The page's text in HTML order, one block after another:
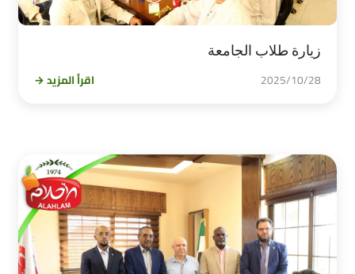
زيارة طلاب الجامعة
2025/10/28 اقرأ المزيد →